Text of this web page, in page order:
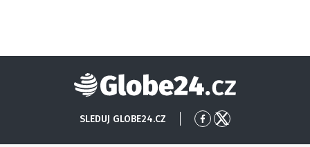
Globe24
SLEDUJ GLOBE24.CZ
PřejítPřejít